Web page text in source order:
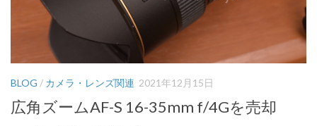
BLOG / カメラ・レンズ関連 2021年12月15日
広角ズームAF-S 16-35mm f/4Gを売却